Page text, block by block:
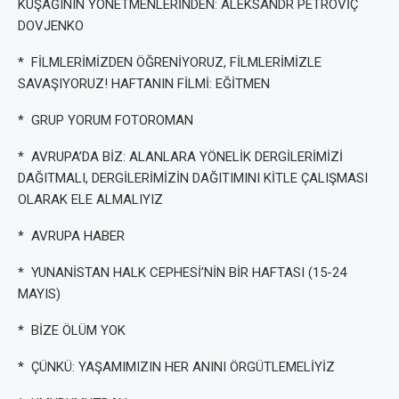
KUŞAĞININ YÖNETMENLERİNDEN: ALEKSANDR PETROVİÇ
DOVJENKO
* FİLMLERİMİZDEN ÖĞRENİYORUZ, FİLMLERİMİZLE
SAVAŞIYORUZ! HAFTANIN FİLMİ: EĞİTMEN
* GRUP YORUM FOTOROMAN
* AVRUPA’DA BİZ: ALANLARA YÖNELİK DERGİLERİMİZİ
DAĞITMALI, DERGİLERİMİZİN DAĞITIMINI KİTLE ÇALIŞMASI
OLARAK ELE ALMALIYIZ
* AVRUPA HABER
* YUNANİSTAN HALK CEPHESİ’NİN BİR HAFTASI (15-24
MAYIS)
* BİZE ÖLÜM YOK
* ÇÜNKÜ: YAŞAMIMIZIN HER ANINI ÖRGÜTLEMELİYİZ